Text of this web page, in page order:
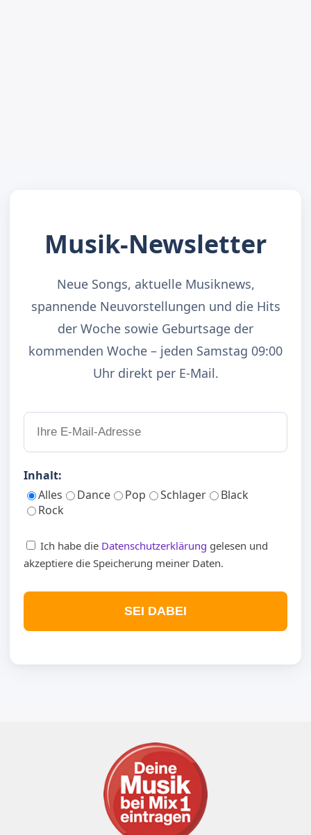
Musik-Newsletter
Neue Songs, aktuelle Musiknews,
spannende Neuvorstellungen und die Hits
der Woche sowie Geburtsage der
kommenden Woche – jeden Samstag 09:00
Uhr direkt per E-Mail.
Inhalt:
Alles
Dance Pop Schlager
Black
Rock
Ich habe die Datenschutzerklärung gelesen und
akzeptiere die Speicherung meiner Daten.
SEI DABEI